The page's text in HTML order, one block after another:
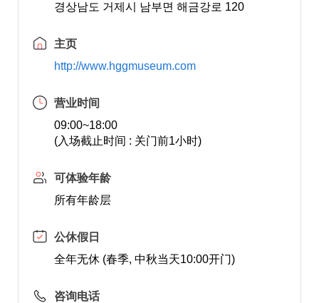
경상남도 거제시 남부면 해금강로 120
主页
http://www.hggmuseum.com
营业时间
09:00~18:00
(入场截止时间 : 关门前1小时)
可体验年龄
所有年龄层
公休假日
全年无休 (春季, 中秋当天10:00开门)
咨询电话